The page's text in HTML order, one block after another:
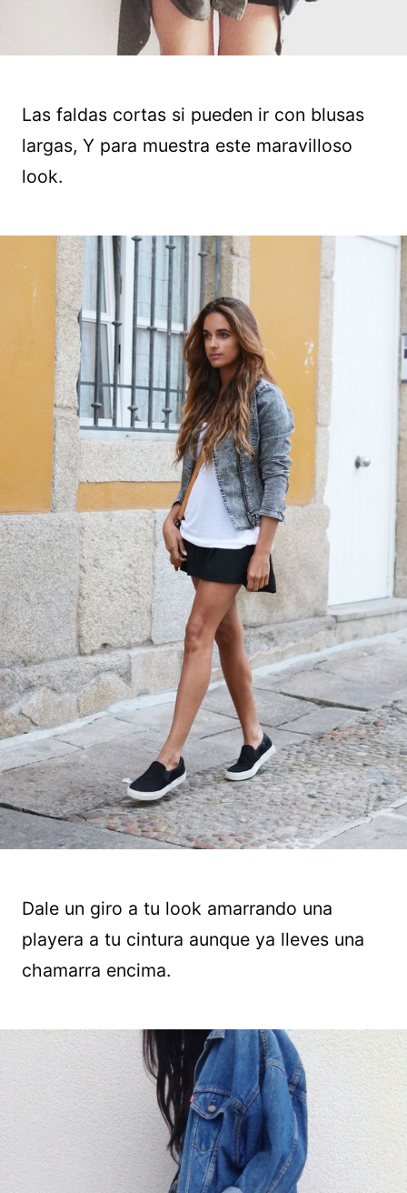
Las faldas cortas si pueden ir con blusas
largas, Y para muestra este maravilloso
look.
Dale un giro a tu look amarrando una
playera a tu cintura aunque ya lleves una
chamarra encima.